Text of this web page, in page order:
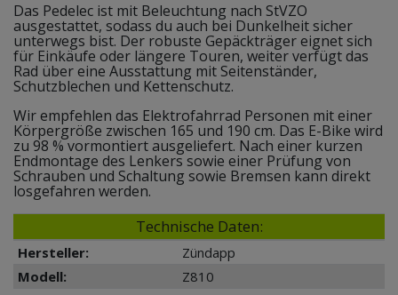
Das Pedelec ist mit Beleuchtung nach StVZO
ausgestattet, sodass du auch bei Dunkelheit sicher
unterwegs bist. Der robuste Gepäckträger eignet sich
für Einkäufe oder längere Touren, weiter verfügt das
Rad über eine Ausstattung mit Seitenständer,
Schutzblechen und Kettenschutz.
Wir empfehlen das Elektrofahrrad Personen mit einer
Körpergröße zwischen 165 und 190 cm. Das E-Bike wird
zu 98 % vormontiert ausgeliefert. Nach einer kurzen
Endmontage des Lenkers sowie einer Prüfung von
Schrauben und Schaltung sowie Bremsen kann direkt
losgefahren werden.
Technische Daten:
Hersteller:
Zündapp
Modell:
Z810